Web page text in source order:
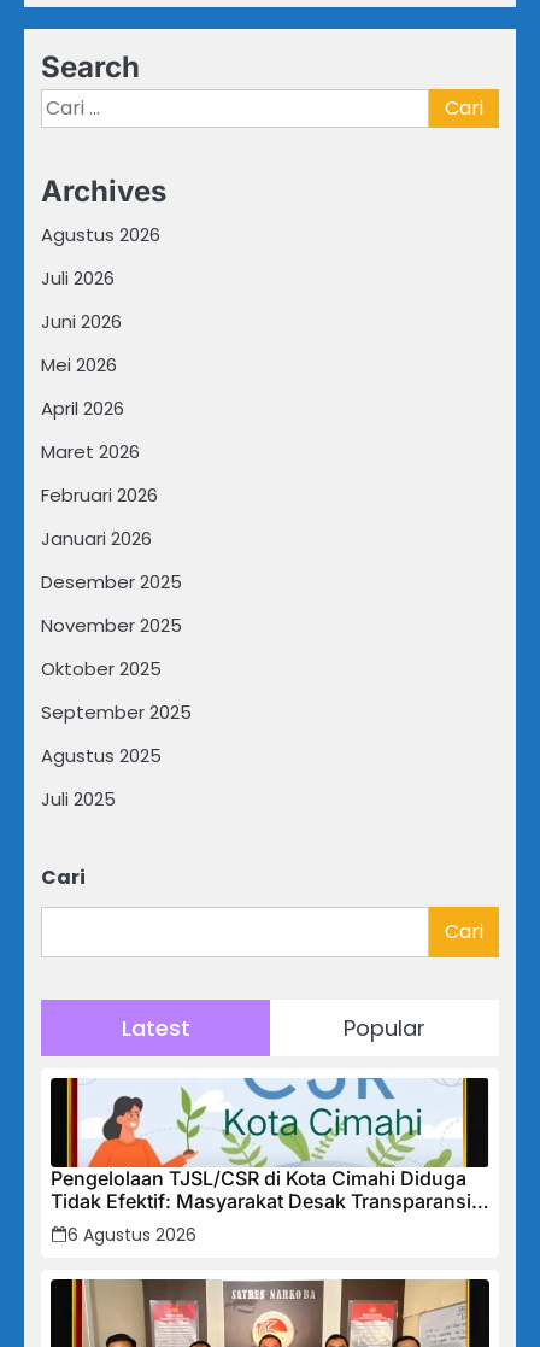
Search
Cari
untuk:
Archives
Agustus 2026
Juli 2026
Juni 2026
Mei 2026
April 2026
Maret 2026
Februari 2026
Januari 2026
Desember 2025
November 2025
Oktober 2025
September 2025
Agustus 2025
Juli 2025
Cari
Cari
Latest Popular
Pengelolaan TJSL/CSR di Kota Cimahi Diduga
Tidak Efektif: Masyarakat Desak Transparansi
Penuh dan Perbaikan Sistem
6 Agustus 2026